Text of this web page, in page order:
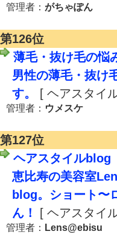
管理者： がちゃぽん
第126位
薄毛・抜け毛の悩
男性の薄毛・抜け
す。
[ ヘアスタイ
管理者： ウメスケ
第127位
ヘアスタイルblog
恵比寿の美容室
blog。ショート〜
ん！
[ ヘアスタイ
管理者： Lens@ebisu